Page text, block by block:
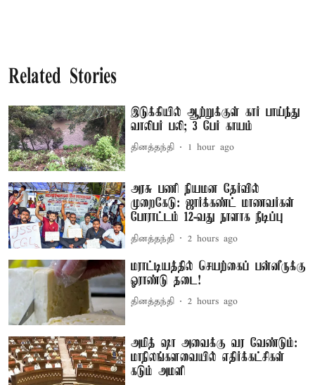
Related Stories
இடுக்கியில் ஆற்றுக்குள் கார் பாய்ந்து
வாலிபர் பலி; 3 பேர் காயம்
தினத்தந்தி 1 hour ago
அரசு பணி நியமன தேர்வில்
முறைகேடு: ஜார்க்கண்ட் மாணவர்கள்
போராட்டம் 12-வது நாளாக நீடிப்பு
தினத்தந்தி 2 hours ago
மராட்டியத்தில் செயற்கைப் பன்னீருக்கு
ஓராண்டு தடை!
தினத்தந்தி 2 hours ago
அமித் ஷா அவைக்கு வர வேண்டும்:
மாநிலங்களவையில் எதிர்க்கட்சிகள்
கடும் அமளி